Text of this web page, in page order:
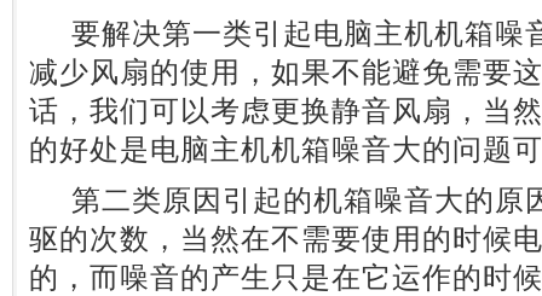
要解决第一类引起电脑主机机箱噪
减少风扇的使用，如果不能避免需要
话，我们可以考虑更换静音风扇，当
的好处是电脑主机机箱噪音大的问题
第二类原因引起的机箱噪音大的原
驱的次数，当然在不需要使用的时候
的，而噪音的产生只是在它运作的时